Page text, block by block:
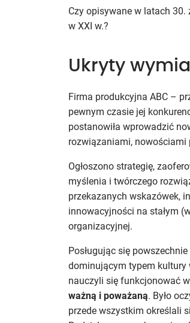
Czy opisywane w latach
w XXI w.?
Ukryty
Firma produkcyjna ABC –
pewnym czasie jej
postanowiła wprowadzić
rozwiązaniami,
Ogłoszono strategię,
myślenia i twórczego
przekazanych wskazówek,
innowacyjności na stałym
organizacyjnej.
Posługując się
dominującym typem kultury
nauczyli się funkcjonować
ważną i poważaną. Było
przede wszystkim określali